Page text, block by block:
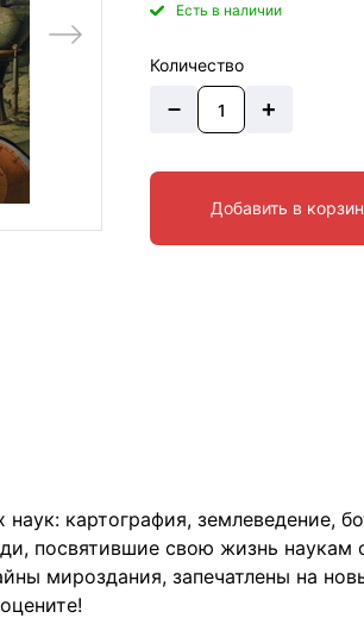
Есть в наличии
Количество
– +
Добавить в
картография, землеведение,
посвятившие свою жизнь
мироздания, запечатлены на